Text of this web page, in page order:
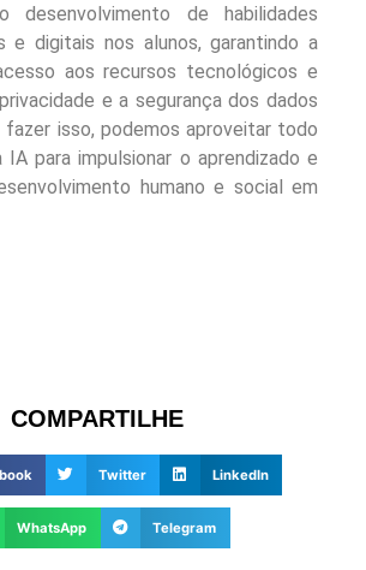
desenvolvimento de habilidades
e digitais nos alunos, garantindo a
aos recursos tecnológicos e
e a segurança dos dados
fazer isso, podemos aproveitar todo
para impulsionar o aprendizado e
humano e social em
COMPARTILHE
Twitter LinkedIn
WhatsApp Telegram